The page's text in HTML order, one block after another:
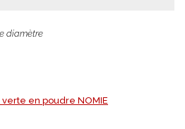
diamètre
en poudre NOMIE